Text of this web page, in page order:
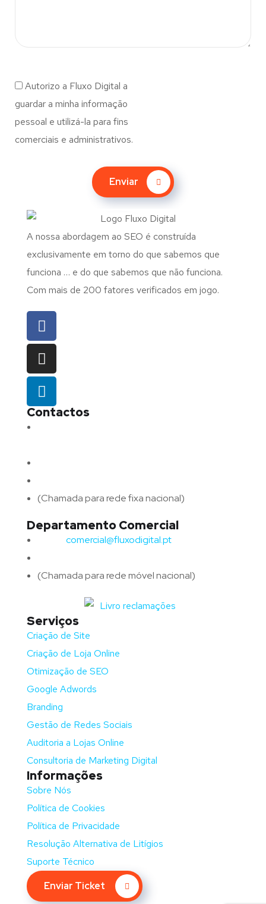
Autorizo a Fluxo Digital a
guardar a minha informação
pessoal e utilizá-la para fins
comerciais e administrativos.
Enviar
A nossa abordagem ao SEO é construída
exclusivamente em torno do que sabemos que
funciona … e do que sabemos que não funciona.
Com mais de 200 fatores verificados em jogo.
Contactos
(Chamada para rede fixa nacional)
Departamento Comercial
comercial@fluxodigital.pt
(Chamada para rede móvel nacional)
Serviços
Criação de Site
Criação de Loja Online
Otimização de SEO
Google Adwords
Branding
Gestão de Redes Sociais
Auditoria a Lojas Online
Consultoria de Marketing Digital
Informações
Sobre Nós
Política de Cookies
Política de Privacidade
Resolução Alternativa de Litígios
Suporte Técnico
Enviar Ticket